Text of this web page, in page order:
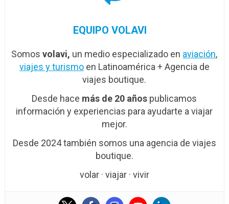
EQUIPO VOLAVI
Somosvolavi, un medio especializado en aviación,
viajes y turismoen Latinoamérica + Agencia de
viajes boutique.
Desde hace más de 20 años publicamos
información y experiencias para ayudarte a viajar
mejor.
Desde 2024 también somos una agencia de viajes
boutique.
volar · viajar · vivir